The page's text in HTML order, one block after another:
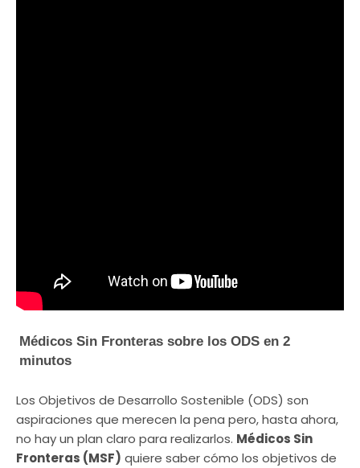
Médicos Sin Fronteras sobre los ODS en 2
minutos
Los Objetivos de Desarrollo Sostenible (ODS) son
aspiraciones que merecen la pena pero, hasta ahora,
no hay un plan claro para realizarlos. Médicos Sin
Fronteras (MSF) quiere saber cómo los objetivos de